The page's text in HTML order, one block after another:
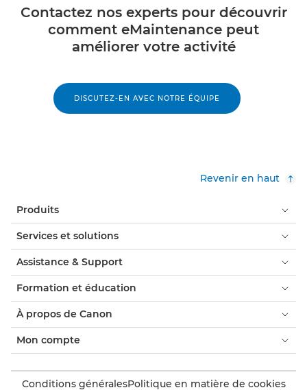
Contactez nos experts pour découvrir
comment eMaintenance peut
améliorer votre activité
DISCUTEZ-EN AVEC NOTRE ÉQUIPE
Revenir en haut
Produits
Services et solutions
Assistance & Support
Formation et éducation
À propos de Canon
Mon compte
Conditions généralesPolitique en matière de cookies